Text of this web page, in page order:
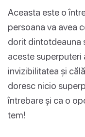
Aceasta este o
persoana va avea
dorit dintotdeauna
aceste superputeri
invizibilitatea și
doresc nicio
întrebare și ca o
tem!